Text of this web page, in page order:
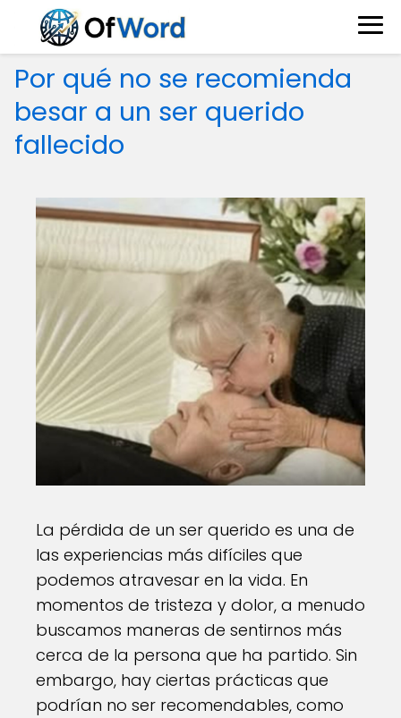
Por qué no se recomienda
besar a un ser querido
fallecido
La pérdida de un ser querido es una de
las experiencias más difíciles que
podemos atravesar en la vida. En
momentos de tristeza y dolor, a menudo
buscamos maneras de sentirnos más
cerca de la persona que ha partido. Sin
embargo, hay ciertas prácticas que
podrían no ser recomendables, como